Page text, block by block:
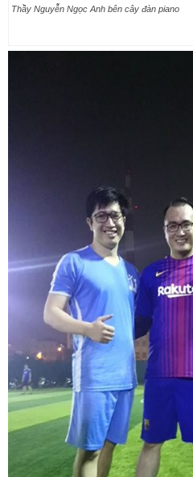
Thầy Nguyễn Ngọc Anh bên cây đàn piano